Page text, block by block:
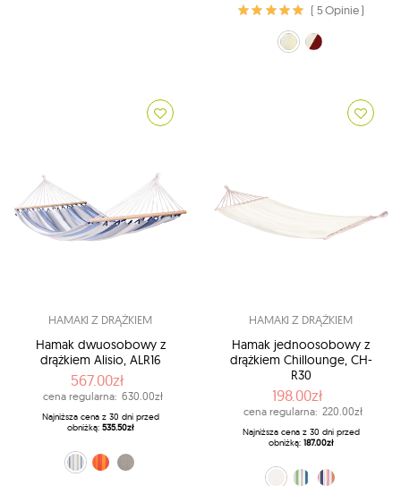
( 5 Opinie )
ecru (11)
Czerwony (21)
HAMAKI Z DRĄŻKIEM
Hamak dwuosobowy z
drążkiem Alisio, ALR16
567.00zł
cena regularna: 630.00zł
Najniższa cena z 30 dni przed
obniżką: 535.50zł
niebiesko-biały (13)
pomarańczowy (28)
szary (W6)
HAMAKI Z DRĄŻKIEM
Hamak jednoosobowy z
drążkiem Chillounge, CH-
R30
198.00zł
cena regularna: 220.00zł
Najniższa cena z 30 dni przed
obniżką: 187.00zł
ecru (CH-R30-11)
niebiesko-zielony (CH-R30-34)
pomarańczowo-niebieski (CH-